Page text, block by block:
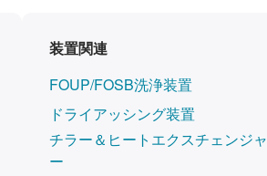
装置関連
FOUP/FOSB洗浄装置
ドライアッシング装置
チラー＆ヒートエクスチェンジャ
ー